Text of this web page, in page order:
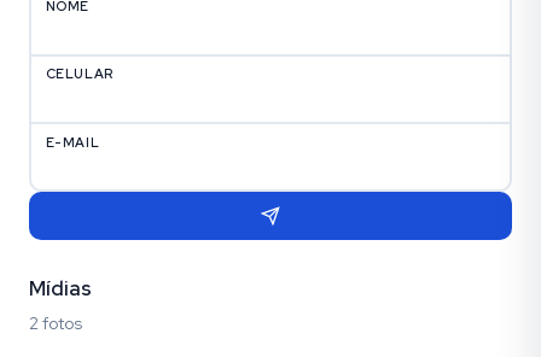
NOME
CELULAR
E-MAIL
Mídias
2 fotos